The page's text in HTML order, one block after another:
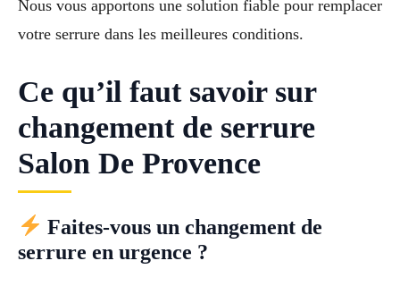
Nous vous apportons une solution fiable pour remplacer
votre serrure dans les meilleures conditions.
Ce qu’il faut savoir sur
changement de serrure
Salon De Provence
Faites-vous un changement de
serrure en urgence ?